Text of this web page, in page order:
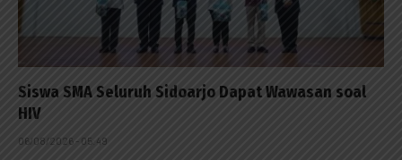
Siswa SMA Seluruh Sidoarjo Dapat Wawasan soal
HIV
06/08/2026 - 05:49